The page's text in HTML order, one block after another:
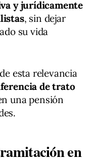
y jurídicamente
, sin dejar
su vida
esta relevancia
de trato
una pensión
en